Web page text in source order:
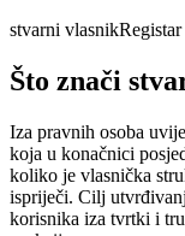
stvarni vlasnik
Što znači
Iza pravnih osoba
koja u konačnici
koliko je vlasnička
ispriječi. Cilj
korisnika iza tvrtki i